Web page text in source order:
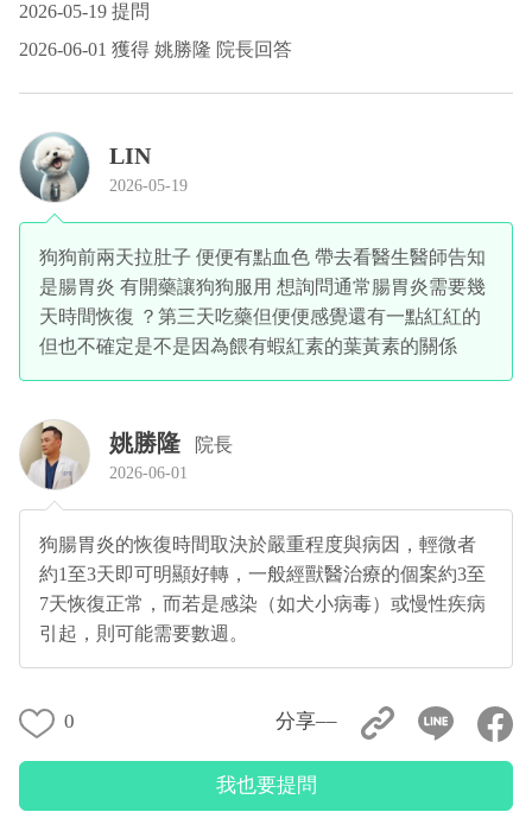
2026-05-19 提問
2026-06-01 獲得 姚勝隆 院長回答
LIN
2026-05-19
狗狗前兩天拉肚子 便便有點血色 帶去看醫生醫師告知
是腸胃炎 有開藥讓狗狗服用 想詢問通常腸胃炎需要幾
天時間恢復 ？第三天吃藥但便便感覺還有一點紅紅的
但也不確定是不是因為餵有蝦紅素的葉黃素的關係
姚勝隆 院長
2026-06-01
狗腸胃炎的恢復時間取決於嚴重程度與病因，輕微者
約1至3天即可明顯好轉，一般經獸醫治療的個案約3至
7天恢復正常，而若是感染（如犬小病毒）或慢性疾病
引起，則可能需要數週。
0 分享––
我也要提問